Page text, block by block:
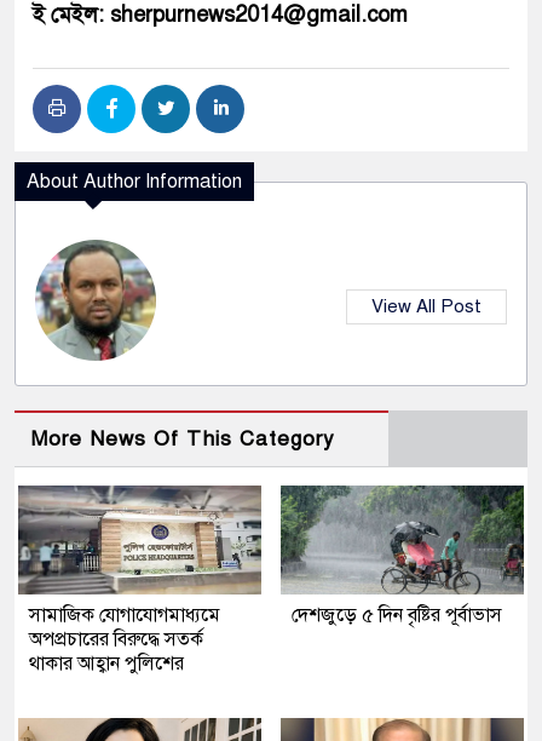
ই মেইল: sherpurnews2014@gmail.com
About Author Information
View All Post
More News Of This Category
সামাজিক যোগাযোগমাধ্যমে
অপপ্রচারের বিরুদ্ধে সতর্ক
থাকার আহ্বান পুলিশের
দেশজুড়ে ৫ দিন বৃষ্টির পূর্বাভাস